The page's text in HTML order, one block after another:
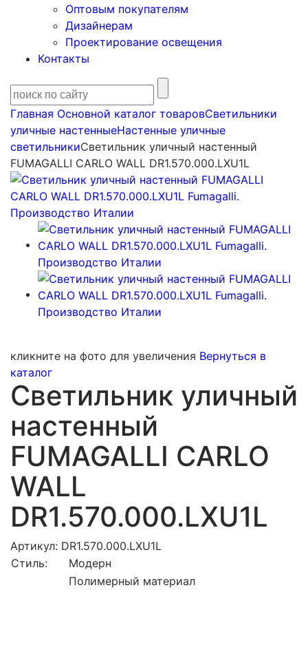
Оптовым покупателям
Дизайнерам
Проектирование освещения
Контакты
Главная Основной каталог товаровСветильники
уличные настенныеНастенные уличные
светильникиСветильник уличный настенный
FUMAGALLI CARLO WALL DR1.570.000.LXU1L
кликните на фото для увеличения Вернуться в
каталог
Светильник уличный
настенный
FUMAGALLI CARLO
WALL
DR1.570.000.LXU1L
Артикул: DR1.570.000.LXU1L
Стиль:
Модерн
Полимерный материал